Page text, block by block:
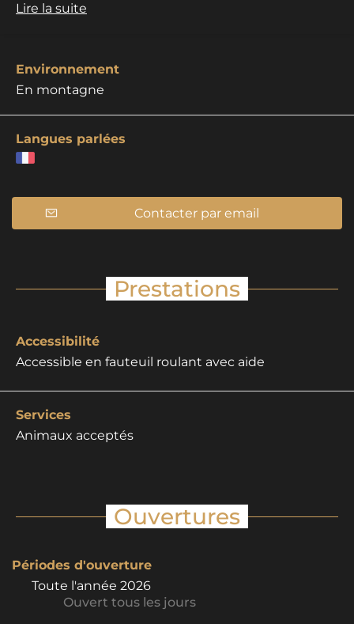
Lire la suite
Environnement
En montagne
Langues parlées
Contacter par email
Prestations
Accessibilité
Accessible en fauteuil roulant avec aide
Services
Animaux acceptés
Ouvertures
Périodes d'ouverture
Toute l'année 2026
Ouvert tous les jours